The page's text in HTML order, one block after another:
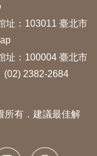
址：103011 臺北市
址：100004 臺北市
2382-2684
所有．建議最佳解